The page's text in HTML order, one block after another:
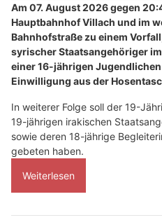
Am 07. August 2026 gegen
Hauptbahnhof Villach und im
Bahnhofstraße zu einem
syrischer Staatsangehöriger
einer 16-jährigen
Einwilligung aus der
In weiterer Folge soll der 19-
19-jährigen irakischen
sowie deren 18-jährige
gebeten haben.
Weiterlesen